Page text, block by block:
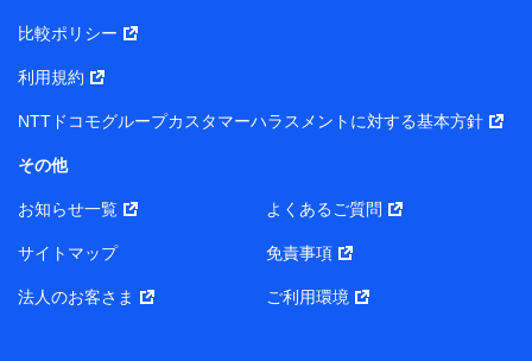
氏名、生年月日、住所、メールアドレス、電話番号、個人の
相談予約に関する情報等
保険契約者と被保険者との関係等
扱とならない保険契約の内容等
情報
2. 共同利用者の範囲
当社（https://www.docomo-insurance.co.jp/）
比較ポリシー
利用規約
NTTドコモグループカスタマーハラスメントに対する基本方針
その他
お知らせ一覧 よくあるご質問
サイトマップ 免責事項
法人のお客さま ご利用環境